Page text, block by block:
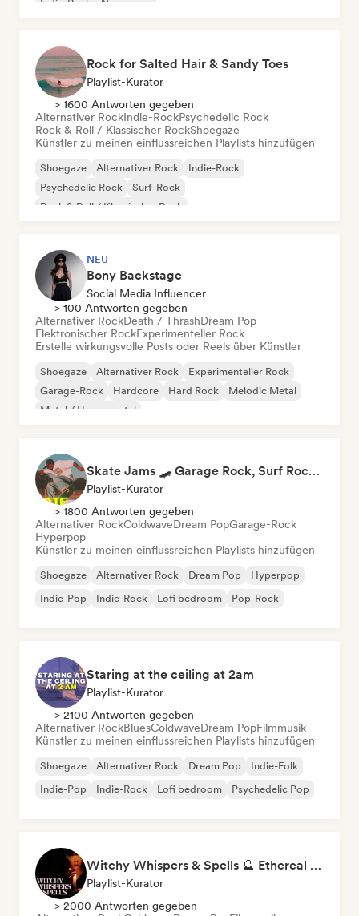
Indie-Rock New wave
Rock for Salted Hair & Sandy Toes
Playlist-Kurator
> 1600 Antworten gegeben
Alternativer RockIndie-RockPsychedelic Rock
Rock & Roll / Klassischer RockShoegaze
Künstler zu meinen einflussreichen Playlists hinzufügen
Shoegaze Alternativer Rock
Indie-Rock
Psychedelic Rock
Surf-Rock
Rock & Roll / Klassischer Rock
NEU
Bony Backstage
Social Media Influencer
> 100 Antworten gegeben
Alternativer RockDeath / ThrashDream Pop
Elektronischer RockExperimenteller Rock
Erstelle wirkungsvolle Posts oder Reels über Künstler
Shoegaze Alternativer Rock
Experimenteller Rock
Garage-Rock
Hardcore Hard Rock
Melodic Metal
Metal / Heavy metal
Skate Jams 🛹 Garage Rock, Surf Rock & Neo-Psych
Playlist-Kurator
> 1800 Antworten gegeben
Alternativer RockColdwaveDream PopGarage-Rock
Hyperpop
Künstler zu meinen einflussreichen Playlists hinzufügen
Shoegaze Alternativer Rock Dream Pop
Hyperpop
Indie-Pop
Indie-Rock Lofi bedroom Pop-Rock
Staring at the ceiling at 2am
Playlist-Kurator
> 2100 Antworten gegeben
Alternativer RockBluesColdwaveDream PopFilmmusik
Künstler zu meinen einflussreichen Playlists hinzufügen
Shoegaze Alternativer Rock Dream Pop
Indie-Folk
Indie-Pop
Indie-Rock Lofi bedroom Psychedelic Pop
Witchy Whispers & Spells 🔮 Ethereal Art Pop & Dream Pop
Playlist-Kurator
> 2000 Antworten gegeben